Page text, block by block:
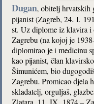
Dugan, obitelj hrvatskih
pijanist (Zagreb, 24. I.
st. Uz diplome iz klavira
Zagrebu (na kojoj je
diplomirao je i medicinu
kao pijanist, član
Šimunićem, bio
Zagrebu. Promicao djela
skladatelj, orguljaš,
Zlatara, 11. IX. 1874 –